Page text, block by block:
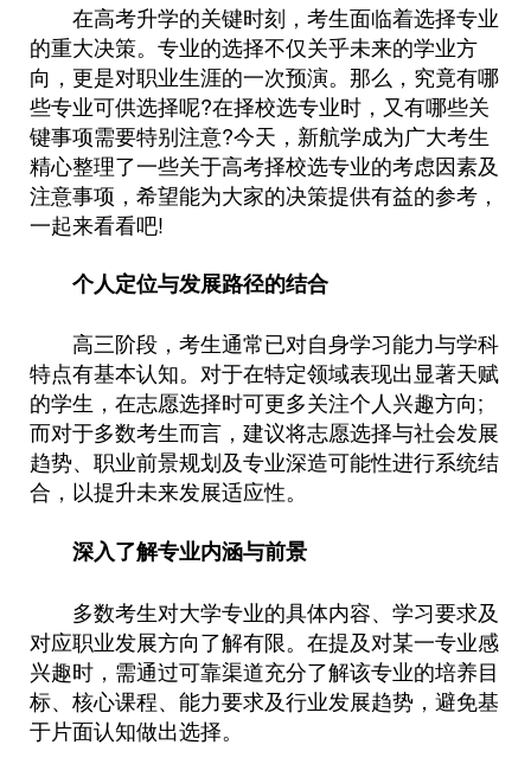
在高考升学的关键时刻，考生面临着选择专业
的重大决策。专业的选择不仅关乎未来的学业方
向，更是对职业生涯的一次预演。那么，究竟有哪
些专业可供选择呢?在择校选专业时，又有哪些关
键事项需要特别注意?今天，新航学成为广大考生
精心整理了一些关于高考择校选专业的考虑因素及
注意事项，希望能为大家的决策提供有益的参考，
一起来看看吧!
个人定位与发展路径的结合
高三阶段，考生通常已对自身学习能力与学科
特点有基本认知。对于在特定领域表现出显著天赋
的学生，在志愿选择时可更多关注个人兴趣方向;
而对于多数考生而言，建议将志愿选择与社会发展
趋势、职业前景规划及专业深造可能性进行系统结
合，以提升未来发展适应性。
深入了解专业内涵与前景
多数考生对大学专业的具体内容、学习要求及
对应职业发展方向了解有限。在提及对某一专业感
兴趣时，需通过可靠渠道充分了解该专业的培养目
标、核心课程、能力要求及行业发展趋势，避免基
于片面认知做出选择。